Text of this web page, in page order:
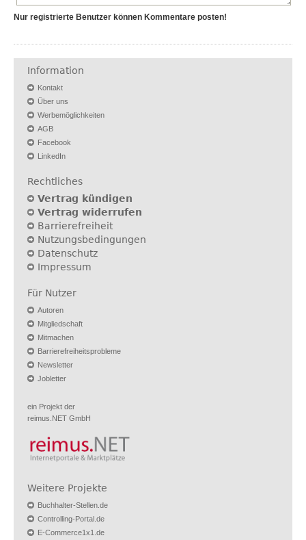
Nur registrierte Benutzer können Kommentare posten!
Information
Kontakt
Über uns
Werbemöglichkeiten
AGB
Facebook
LinkedIn
Rechtliches
Vertrag kündigen
Vertrag widerrufen
Barrierefreiheit
Nutzungsbedingungen
Datenschutz
Impressum
Für Nutzer
Autoren
Mitgliedschaft
Mitmachen
Barrierefreiheitsprobleme
Newsletter
Jobletter
ein Projekt der
reimus.NET GmbH
Weitere Projekte
Buchhalter-Stellen.de
Controlling-Portal.de
E-Commerce1x1.de